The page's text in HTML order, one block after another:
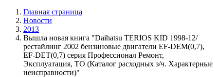
Главная страница
Новости
2013
Вышла новая книга "Daihatsu TERIOS KID 1998-12/
рестайлинг 2002 бензиновые двигатели EF-DEM(0,7),
EF-DEТ(0,7) серия Профессионал Ремонт,
Эксплуатация, ТО (Каталог расходных з/ч. Характерные
неисправности)"